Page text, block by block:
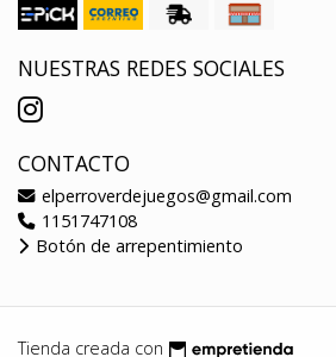
NUESTRAS REDES SOCIALES
CONTACTO
elperroverdejuegos@gmail.com
1151747108
Botón de arrepentimiento
Tienda creada con